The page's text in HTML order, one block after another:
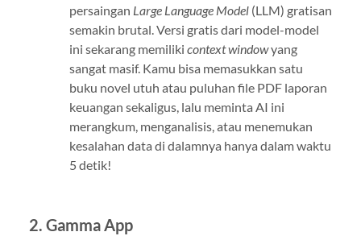
persaingan Large Language Model(LLM) gratisan
semakin brutal. Versi gratis dari model-model
ini sekarang memiliki context windowyang
sangat masif. Kamu bisa memasukkan satu
buku novel utuh atau puluhan file PDF laporan
keuangan sekaligus, lalu meminta AI ini
merangkum, menganalisis, atau menemukan
kesalahan data di dalamnya hanya dalam waktu
5 detik!
2. Gamma App